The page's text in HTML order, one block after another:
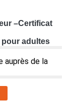
–Certificat
adultes
auprès de la